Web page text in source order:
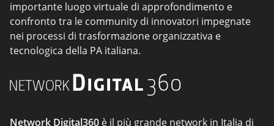
importante luogo virtuale di approfondimento e
confronto tra le community di innovatori impegnate
nei processi di trasformazione organizzativa e
tecnologica della PA italiana.
Network Digital360 è il più grande network in Italia di